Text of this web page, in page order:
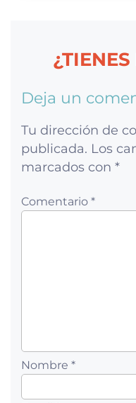
Deja un
Tu dirección de
publicada. Los
marcados con *
Comentario *
Nombre *